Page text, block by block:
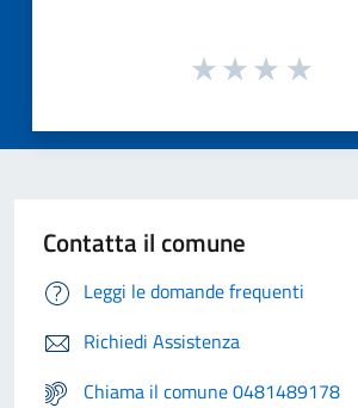
Contatta il comune
Leggi le domande frequenti
Richiedi Assistenza
Chiama il comune 0481489178